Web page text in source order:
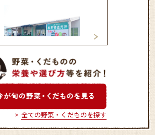
やさい畑 おんが店
やさい畑 なかま
全ての野菜・くだものを探す